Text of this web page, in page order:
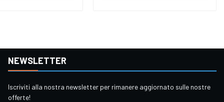
NEWSLETTER
Iscriviti alla nostra newsletter per rimanere aggiornato sulle nostre
offerte!